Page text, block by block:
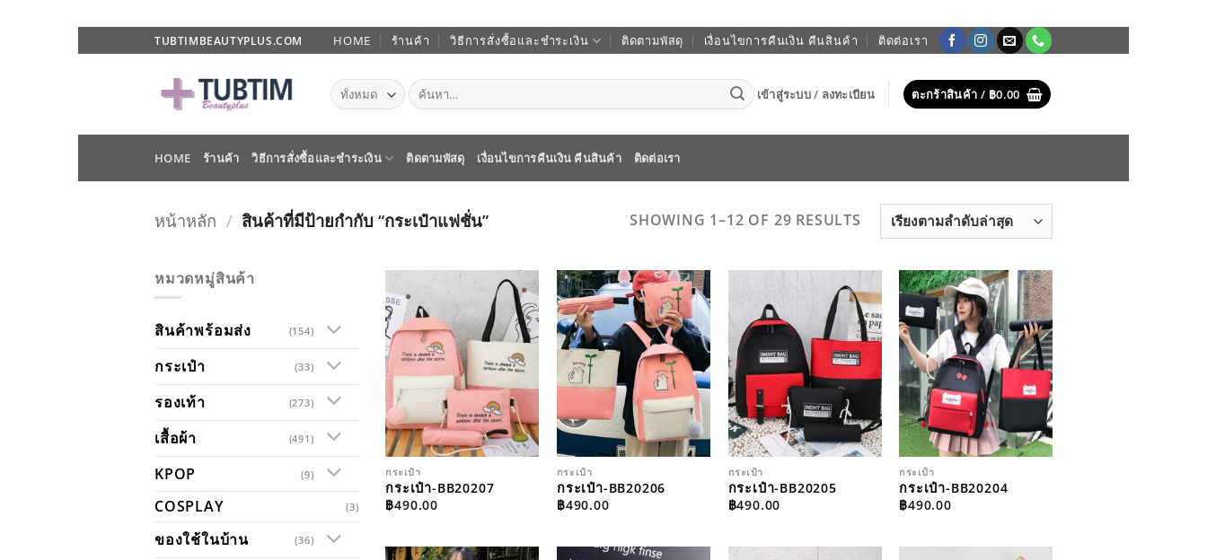
ไป
TUBTIMBEAUTYPLUS.COM HOME ร้านค้า วิธีการสั่งซื้อและชำระเงิน ติดตามพัสดุ เงื่อนไขการคืนเงิน คืนสินค้า ติดต่อเรา
ค้นหา:
เข้าสู่ระบบ / ลงทะเบียน ตะกร้าสินค้า / ฿0.00
HOME ร้านค้า วิธีการสั่งซื้อและชำระเงิน ติดตามพัสดุ เงื่อนไขการคืนเงิน คืนสินค้า ติดต่อเรา
หน้าหลัก / สินค้าที่มีป้ายกำกับ “กระเป๋าแฟชั่น” SHOWING 1–12 OF 29 RESULTS SORTED
หมวดหมู่สินค้า
สินค้าพร้อมส่ง (154)
กระเป๋า (33)
รองเท้า (273)
เสื้อผ้า (491)
KPOP (9)
COSPLAY (3)
ของใช้ในบ้าน (36)
ADD TO
WISHLIST
กระเป๋า
กระเป๋า-BB20207
฿490.00
ADD TO
WISHLIST
กระเป๋า
กระเป๋า-BB20206
฿490.00
ADD TO
WISHLIST
กระเป๋า
กระเป๋า-BB20205
฿490.00
ADD TO
WISHLIST
กระเป๋า
กระเป๋า-BB20204
฿490.00